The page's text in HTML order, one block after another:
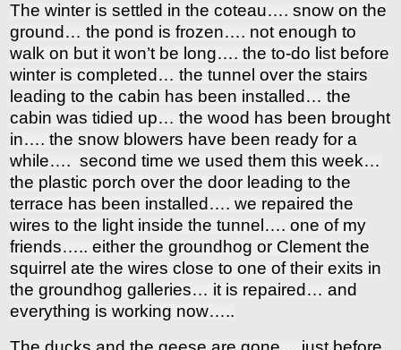
The winter is settled in the coteau…. snow on the
ground… the pond is frozen…. not enough to
walk on but it won’t be long…. the to-do list before
winter is completed… the tunnel over the stairs
leading to the cabin has been installed… the
cabin was tidied up… the wood has been brought
in…. the snow blowers have been ready for a
while…. second time we used them this week…
the plastic porch over the door leading to the
terrace has been installed…. we repaired the
wires to the light inside the tunnel…. one of my
friends….. either the groundhog or Clement the
squirrel ate the wires close to one of their exits in
the groundhog galleries… it is repaired… and
everything is working now…..